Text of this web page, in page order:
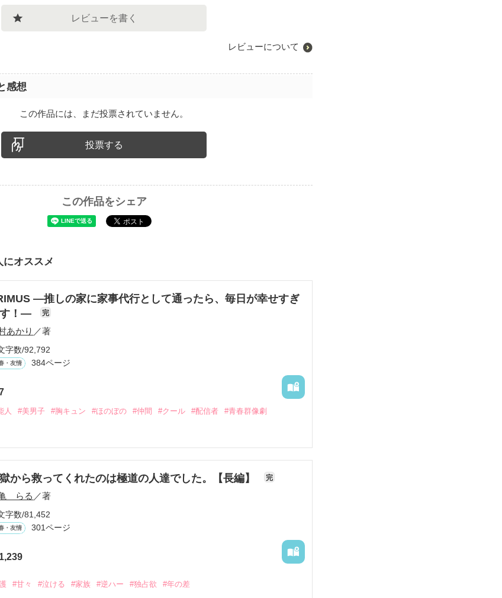
レビューを書く
レビューについて
感想
この作品には、まだ投票されていません。
投票する
この作品をシェア
にオススメ
―推しの家に家事代行として通ったら、毎日が幸せすぎ
！―
完
あかり ／著
字数/92,792
・友情 384ページ
人 #美男子 #胸キュン #ほのぼの #仲間 #クール #配信者 #青春群像劇
い赤。
。
「私も一歩踏み出してみたい」と思えるようになった。
成長。
〜
から救ってくれたのは極道の人達でした。【長編】 完
らる ／著
字数/81,452
・友情 301ページ
1,239
#甘々 #泣ける #家族 #逆ハー #独占欲 #年の差